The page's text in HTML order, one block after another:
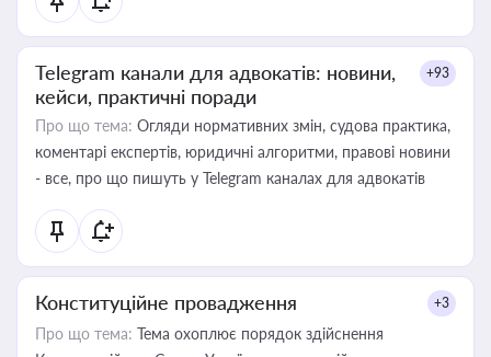
Telegram канали для адвокатів: новини,
кейси, практичні поради
+93
Про що тема: Огляди нормативних змін, судова практика,
коментарі експертів, юридичні алгоритми, правові новини
- все, про що пишуть у Telegram каналах для адвокатів
Конституційне провадження +3
Про що тема: Тема охоплює порядок здійснення